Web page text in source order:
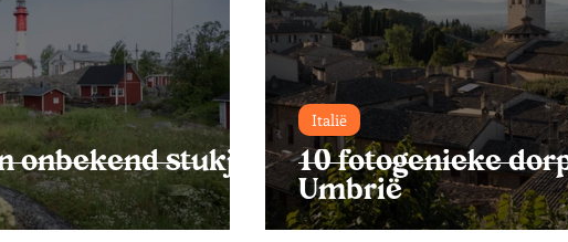
onbekend stukje
10 fotogenieke
Umbrië
Italië